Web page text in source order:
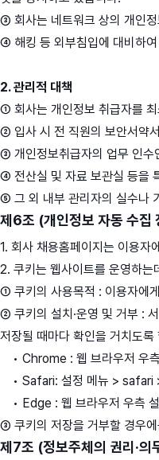
③ 회사는 네트워크 상의 개인
④ 해킹 등 외부침입에 대비하
2. 관리적 대책
① 회사는 개인정보 취급자를
② 입사 시 전 직원의 보안서약
③ 개인정보취급자의 업무 인수
④ 전산실 및 자료 보관실 등을
⑤ 그 외 내부 관리자의 실수나
제6조 (개인정보 자동 수집
1. 회사 채용홈페이지는 이용
2. 쿠키는 웹사이트를 운영하
① 쿠키의 사용목적 : 이용자에
② 쿠키의 설치·운영 및 거부 :
저장될 때마다 확인을 거치도
• Chrome : 웹 브라우저 우
• Safari: 설정 메뉴 > safari
• Edge : 웹 브라우저 우측
③ 쿠키의 저장을 거부할 경우
제7조 (정보주체의 권리·의